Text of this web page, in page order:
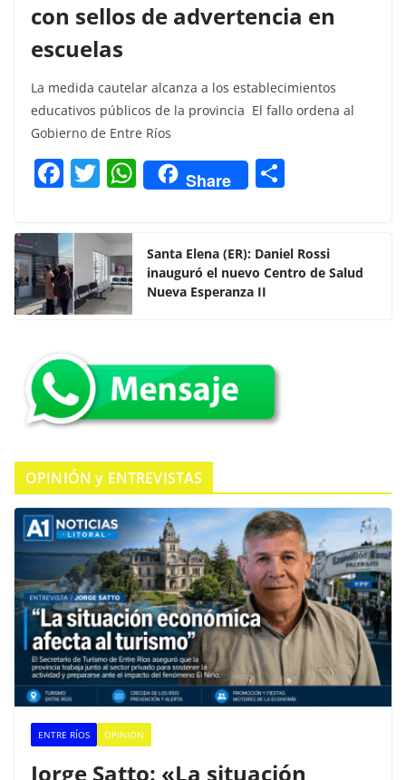
con sellos de advertencia en
escuelas
La medida cautelar alcanza a los establecimientos
educativos públicos de la provincia El fallo ordena al
Gobierno de Entre Ríos
F
c
e
b
o
o
k
T
itt
er
W
h
s
A
Share
p
ar
Santa Elena (ER): Daniel Rossi
inauguró el nuevo Centro de Salud
Nueva Esperanza II
OPINIÓN y ENTREVISTAS
ENTRE RÍOS OPINION
Jorge Satto: «La situación